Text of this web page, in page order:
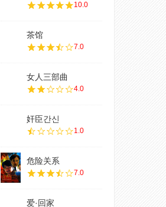
10.0
茶馆
7.0
女人三部曲
4.0
奸臣간신
1.0
危险关系
7.0
爱·回家